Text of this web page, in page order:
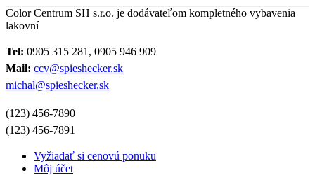
Color Centrum SH s.r.o. je dodávateľom kompletného vybavenia
lakovní
Tel: 0905 315 281, 0905 946 909
Mail: ccv@spieshecker.sk
michal@spieshecker.sk
(123) 456-7890
(123) 456-7891
Vyžiadať si cenovú ponuku
Môj účet